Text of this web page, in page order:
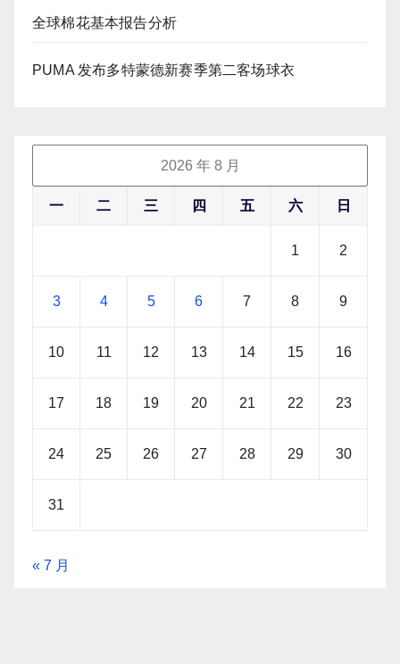
全球棉花基本报告分析
PUMA 发布多特蒙德新赛季第二客场球衣
2026 年 8 月
一 二 三 四 五 六 日
1 2
3 4 5 6 7 8 9
10 11 12 13 14 15 16
17 18 19 20 21 22 23
24 25 26 27 28 29 30
31
« 7 月